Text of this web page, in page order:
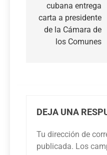
entradas
cubana entrega
carta a presidente
de la Cámara de
los Comunes
DEJA UNA
Tu dirección de
publicada. Los